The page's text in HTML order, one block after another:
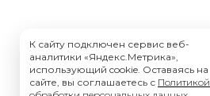
К сайту подключен сервис веб-
аналитики «Яндекс.Метрика»,
использующий cookie. Оставаясь на
сайте, вы соглашаетесь с Политикой